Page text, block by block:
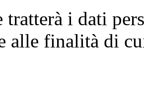
i dati
alle finalità di